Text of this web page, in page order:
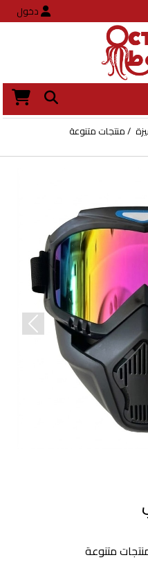
دخول
منتجات متنوعة
متنوعة